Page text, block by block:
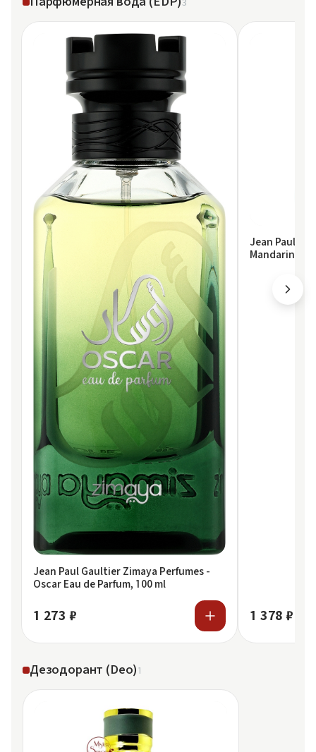
Jean Paul Gaultier Zimaya Perfumes -
Oscar Eau de Parfum, 100 ml
1 273 ₽
Jean Paul
Mandarin Sky
1 378 ₽
Дезодорант (Deo)1